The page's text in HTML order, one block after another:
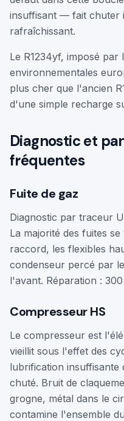
insuffisant — fait chuter
rafraîchissant.
Le R1234yf, imposé par
environnementales
plus cher que l'ancien
d'une simple recharge
Diagnostic et
fréquentes
Fuite de gaz
Diagnostic par traceur
La majorité des fuites
raccord, les flexibles
condenseur percé par
l'avant. Réparation :
Compresseur HS
Le compresseur est
vieillit sous l'effet des
lubrification insuffisante
chuté. Bruit de
grogne, métal dans le
contamine l'ensemble